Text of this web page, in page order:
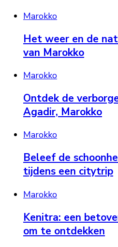
Marokko
Het weer en de
van Marokko
Marokko
Ontdek de
Agadir, Marokko
Marokko
Beleef de
tijdens een citytrip
Marokko
Kenitra: een
om te ontdekken